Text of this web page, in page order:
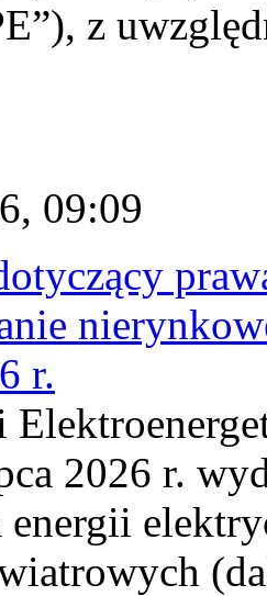
z
09:09
r.
2026 r.